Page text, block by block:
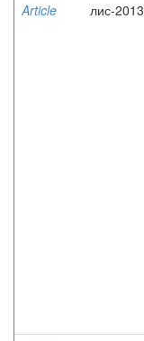
Article
лис-2013